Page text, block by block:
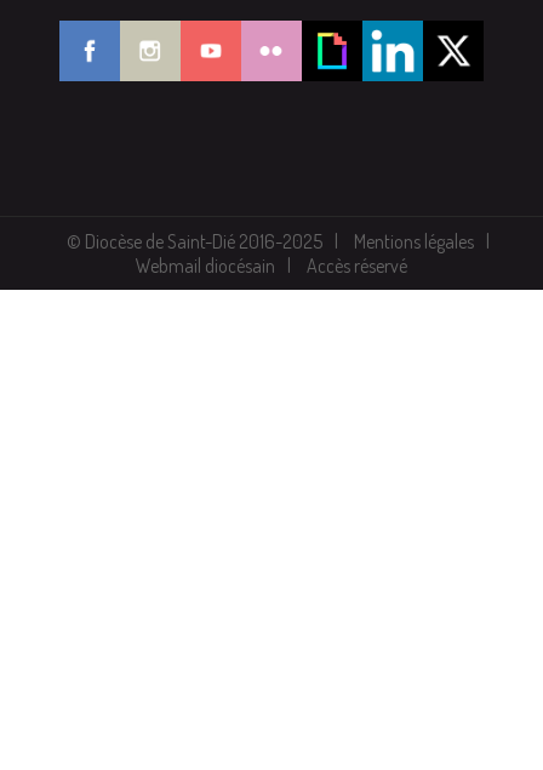
© Diocèse de Saint-Dié 2016-2025
Mentions légales
Webmail diocésain
Accès réservé